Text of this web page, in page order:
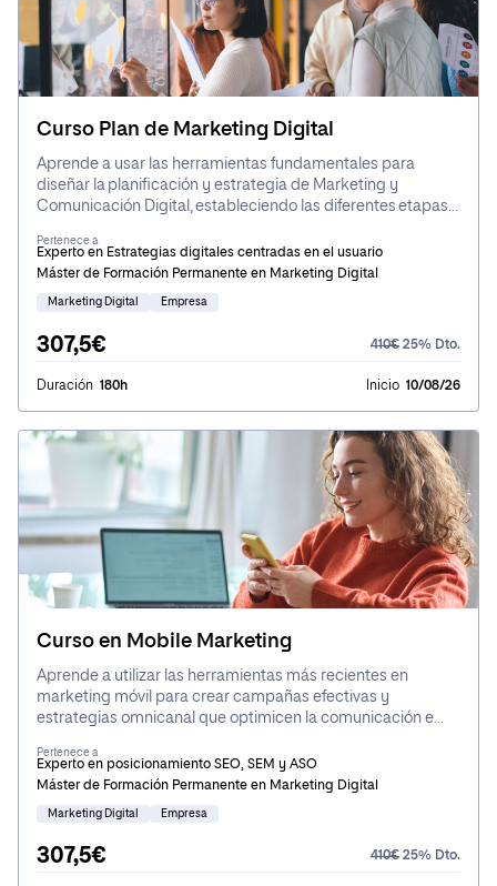
Curso Plan de Marketing Digital
Aprende a usar las herramientas fundamentales para
diseñar la planificación y estrategia de Marketing y
Comunicación Digital, estableciendo las diferentes etapas
Pertenece a
Experto en Estrategias digitales centradas en el usuario
Máster de Formación Permanente en Marketing Digital
Marketing Digital Empresa
307,5€ 410€ 25% Dto.
Duración 180h Inicio 10/08/26
Curso en Mobile Marketing
Aprende a utilizar las herramientas más recientes en
marketing móvil para crear campañas efectivas y
estrategias omnicanal que optimicen la comunicación e
plataformas digitales
Pertenece a
Experto en posicionamiento SEO, SEM y ASO
Máster de Formación Permanente en Marketing Digital
Marketing Digital Empresa
307,5€ 410€ 25% Dto.